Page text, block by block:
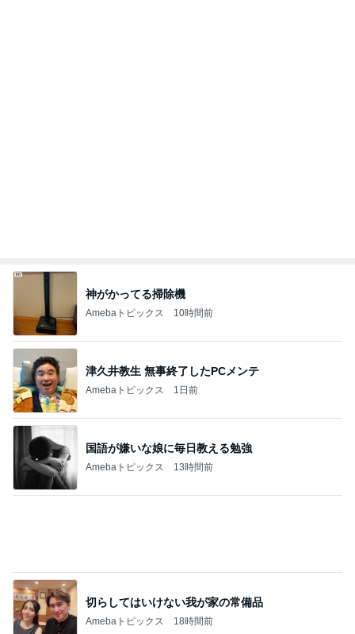
切らしてはいけない我が家の常備品
Amebaトピックス 18時間前
帰国した友達からの嬉しいお土産
Amebaトピックス 16時間前